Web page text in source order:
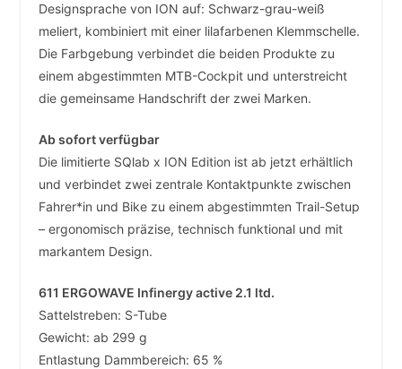
Designsprache von ION auf: Schwarz-grau-weiß
meliert, kombiniert mit einer lilafarbenen Klemmschelle.
Die Farbgebung verbindet die beiden Produkte zu
einem abgestimmten MTB-Cockpit und unterstreicht
die gemeinsame Handschrift der zwei Marken.
Ab sofort verfügbar
Die limitierte SQlab x ION Edition ist ab jetzt erhältlich
und verbindet zwei zentrale Kontaktpunkte zwischen
Fahrer*in und Bike zu einem abgestimmten Trail-Setup
– ergonomisch präzise, technisch funktional und mit
markantem Design.
611 ERGOWAVE Infinergy active 2.1 ltd.
Sattelstreben: S-Tube
Gewicht: ab 299 g
Entlastung Dammbereich: 65 %